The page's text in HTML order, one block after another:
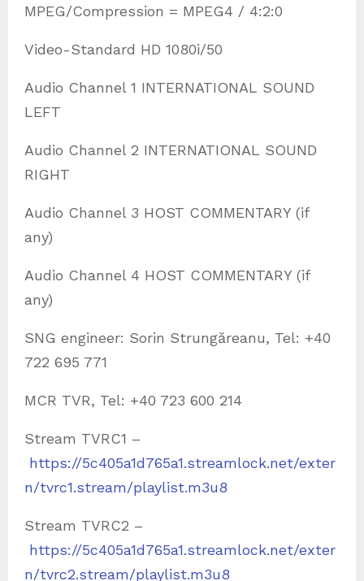
MPEG/Compression = MPEG4 / 4:2:0
Video-Standard HD 1080i/50
Audio Channel 1 INTERNATIONAL SOUND
LEFT
Audio Channel 2 INTERNATIONAL SOUND
RIGHT
Audio Channel 3 HOST COMMENTARY (if
any)
Audio Channel 4 HOST COMMENTARY (if
any)
SNG engineer: Sorin Strungăreanu, Tel: +40
722 695 771
MCR TVR, Tel: +40 723 600 214
Stream TVRC1 –
https://5c405a1d765a1.streamlock.net/exter
n/tvrc1.stream/playlist.m3u8
Stream TVRC2 –
https://5c405a1d765a1.streamlock.net/exter
n/tvrc2.stream/playlist.m3u8